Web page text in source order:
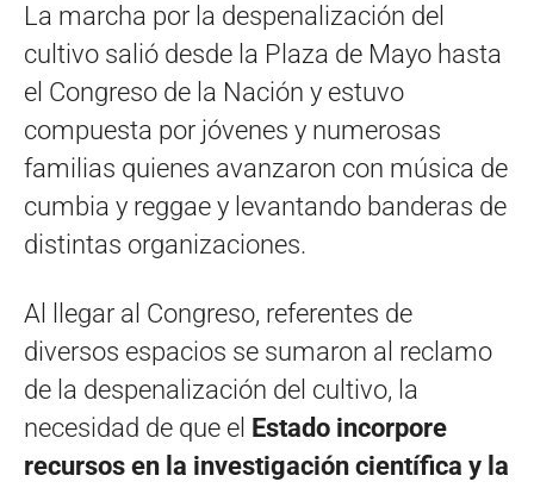
La marcha por la despenalización del
cultivo salió desde la Plaza de Mayo hasta
el Congreso de la Nación y estuvo
compuesta por jóvenes y numerosas
familias quienes avanzaron con música de
cumbia y reggae y levantando banderas de
distintas organizaciones.
Al llegar al Congreso, referentes de
diversos espacios se sumaron al reclamo
de la despenalización del cultivo, la
necesidad de que el Estado incorpore
recursos en la investigación científica y la